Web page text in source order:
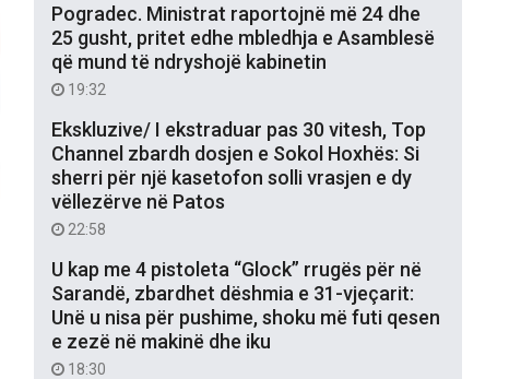
Pogradec. Ministrat raportojnë më 24 dhe
25 gusht, pritet edhe mbledhja e Asamblesë
që mund të ndryshojë kabinetin
19:32
Ekskluzive/ I ekstraduar pas 30 vitesh, Top
Channel zbardh dosjen e Sokol Hoxhës: Si
sherri për një kasetofon solli vrasjen e dy
vëllezërve në Patos
22:58
U kap me 4 pistoleta “Glock” rrugës për në
Sarandë, zbardhet dëshmia e 31-vjeçarit:
Unë u nisa për pushime, shoku më futi qesen
e zezë në makinë dhe iku
18:30